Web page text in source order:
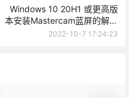
Windows 10 20H1 或更高版
本安装Mastercam蓝屏的解决
方法
2022-10-7 17:24:23